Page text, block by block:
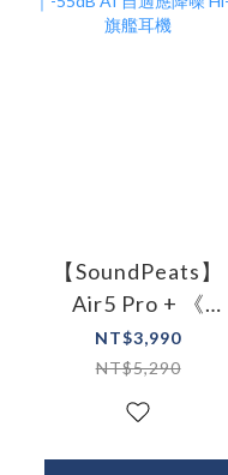
【SoundPeats】
Air5 Pro + 《
xMEMS + 動圈 》雙
單體｜-55dB AI 自
適應降噪 Hi-Fi 旗艦
NT$3,990
NT$5,290